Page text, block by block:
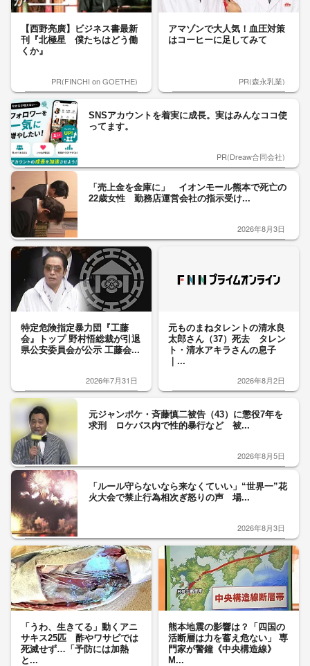
【西野亮廣】ビジネス書最新
刊『北極星 僕たちはどう働
くか』
PR(FINCHI on GOETHE)
アマゾンで大人気！血圧対策
はコーヒーに足してみて
PR(森永乳業)
SNSアカウントを着実に成長。実はみんなココ使
ってます。
PR(Dreaw合同会社)
「売上金を金庫に」 イオンモール熊本で死亡の
22歳女性 勤務店運営会社の指示受け...
2026年8月3日
特定危険指定暴力団『工藤
会』トップ 野村悟総裁が引退
県公安委員会が公示 工藤会...
2026年7月31日
元ものまねタレントの清水良
太郎さん（37）死去 タレン
ト・清水アキラさんの息子
｜...
2026年8月2日
元ジャンポケ・斉藤慎二被告（43）に懲役7年を
求刑 ロケバス内で性的暴行など 被...
2026年8月5日
「ルール守らないなら来なくていい」“世界一”花
火大会で禁止行為相次ぎ怒りの声 場...
2026年8月3日
「うわ、生きてる」動くアニ
サキス25匹 酢やワサビでは
死滅せず…「予防には加熱
と...
熊本地震の影響は？「四国の
活断層は力を蓄え危ない」 専
門家が警鐘《中央構造線》
M...